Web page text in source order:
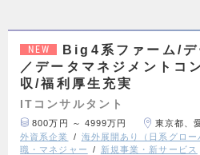
NEW
Big4系ファーム/デ
／データマネジメントコ
収/福利厚生充実
ITコンサルタント
800万円 ～ 4999万円
東京都、
外資系企業
海外展開あり（日系グロー
職・マネジャー
新規事業・新サービス